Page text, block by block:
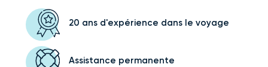
20 ans d'expérience dans le voyage
Assistance permanente